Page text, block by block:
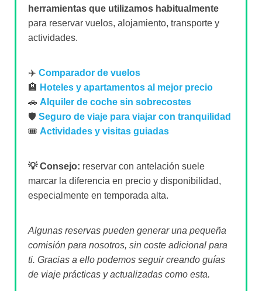
herramientas que utilizamos habitualmente
para reservar vuelos, alojamiento, transporte y
actividades.
✈️ Comparador de vuelos
🏨 Hoteles y apartamentos al mejor precio
🚗 Alquiler de coche sin sobrecostes
🛡️ Seguro de viaje para viajar con tranquilidad
🎟️ Actividades y visitas guiadas
💡 Consejo: reservar con antelación suele
marcar la diferencia en precio y disponibilidad,
especialmente en temporada alta.
Algunas reservas pueden generar una pequeña
comisión para nosotros, sin coste adicional para
ti. Gracias a ello podemos seguir creando guías
de viaje prácticas y actualizadas como esta.